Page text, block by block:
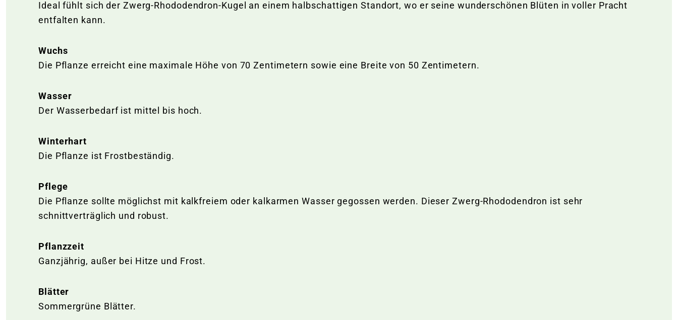
Ideal fühlt sich der Zwerg-Rhododendron-Kugel an einem halbschattigen Standort, wo er seine wunderschönen Blüten in voller Pracht
entfalten kann.
Wuchs
Die Pflanze erreicht eine maximale Höhe von 70 Zentimetern sowie eine Breite von 50 Zentimetern.
Wasser
Der Wasserbedarf ist mittel bis hoch.
Winterhart
Die Pflanze ist Frostbeständig.
Pflege
Die Pflanze sollte möglichst mit kalkfreiem oder kalkarmen Wasser gegossen werden. Dieser Zwerg-Rhododendron ist sehr
schnittverträglich und robust.
Pflanzzeit
Ganzjährig, außer bei Hitze und Frost.
Blätter
Sommergrüne Blätter.